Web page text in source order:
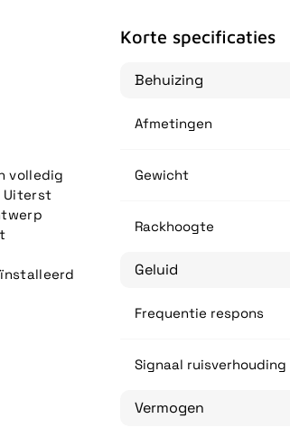
volledig
Uiterst
Korte specificaties
Behuizing
Afmetingen
Gewicht
Rackhoogte
Geluid
Frequentie respons
Signaal ruisverhouding
Vermogen